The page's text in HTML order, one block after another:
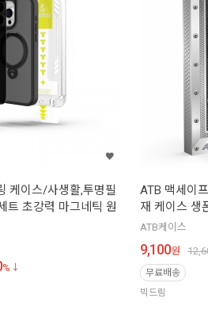
케이스/사생활,투명필
트 초강력 마그네틱 원
%
ATB 맥세이
재 케이스 생
ATB케이스
9,100원
무료배송
빅드림